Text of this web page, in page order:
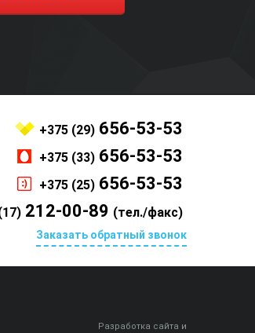
+375 (29)656-53-53
+375 (33)656-53-53
+375 (25)656-53-53
212-00-89 (тел./факс)
Заказать обратный звонок
Разработка сайта и